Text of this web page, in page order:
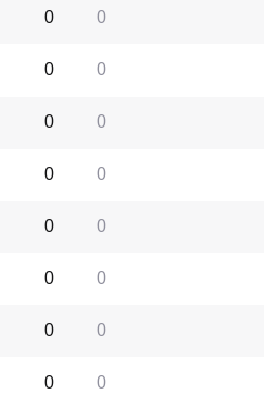
0
0
0
0
0
0
0
0
0
0
0
0
0
0
0
0